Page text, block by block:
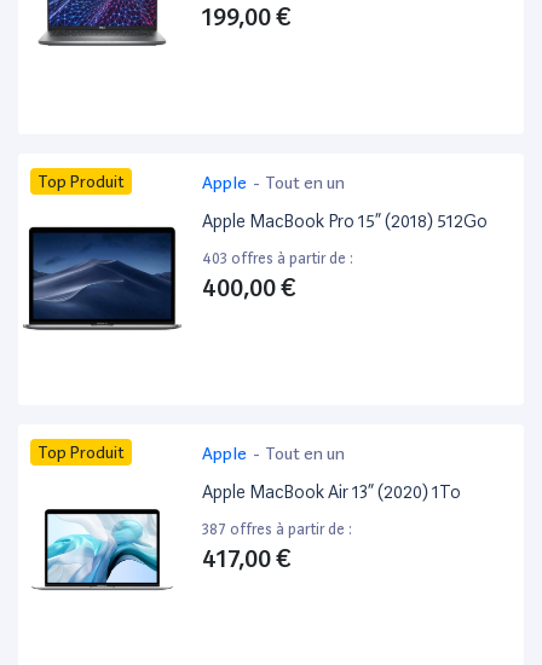
199,00 €
Top Produit Apple - Tout en un
Apple MacBook Pro 15” (2018) 512Go
403 offres à partir de :
400,00 €
Top Produit Apple - Tout en un
Apple MacBook Air 13” (2020) 1To
387 offres à partir de :
417,00 €